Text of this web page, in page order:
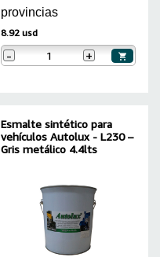
provincias
8.92 usd
- +
Esmalte sintético para
vehículos Autolux - L230 –
Gris metálico 4.4lts